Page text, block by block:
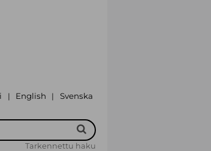
| English | Svenska
Tarkennettu haku